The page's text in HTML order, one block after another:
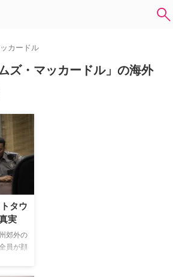
カードル
ズ・マッカードル」の海外
タウ
実
郊外の
員が顔